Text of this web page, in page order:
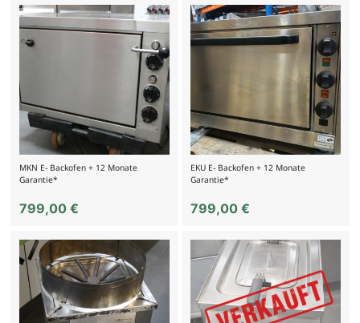
MKN E- Backofen + 12 Monate
Garantie*
799,00 €
EKU E- Backofen + 12 Monate
Garantie*
799,00€